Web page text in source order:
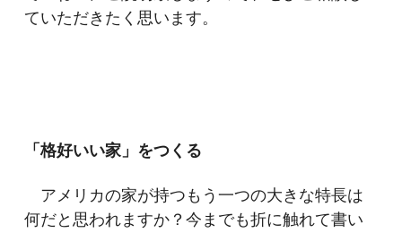
ていただきたく思います。
「格好いい家」をつくる
アメリカの家が持つもう一つの大きな特長は
何だと思われますか？今までも折に触れて書い